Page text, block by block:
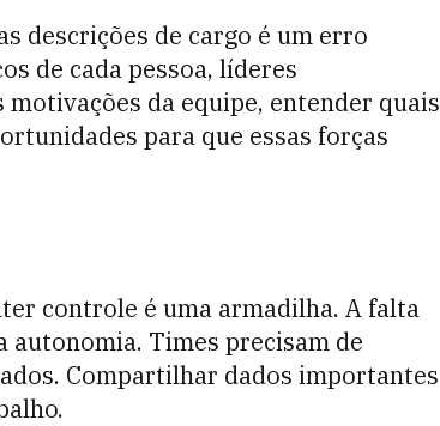
descrições de cargo é um erro
de cada pessoa, líderes
da equipe, entender quais
para que essas forças
controle é uma armadilha. A falta
autonomia. Times precisam de
Compartilhar dados importantes